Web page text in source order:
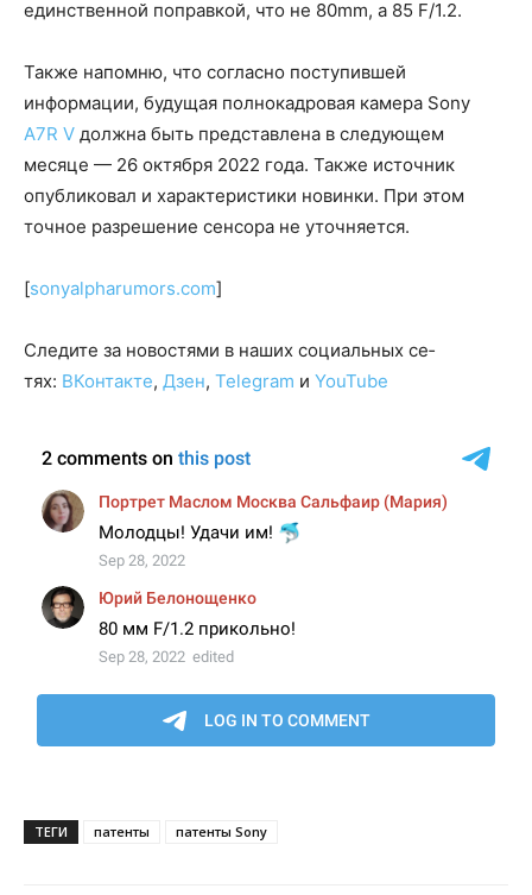
единственной поправкой, что не 80mm, а 85 F/1.2.
Также напомню, что согласно поступившей
информации, будущая полнокадровая камера Sony
A7R V должна быть представлена в следующем
месяце — 26 октября 2022 года. Также источник
опубликовал и характеристики новинки. При этом
точное разрешение сенсора не уточняется.
[sonyalpharumors.com]
Сле­ди­те за но­во­стя­ми в на­ших со­ци­аль­ных се­
тях: ВКонтакте, Дзен, Telegram и YouTube
ТЕГИ патенты патенты Sony